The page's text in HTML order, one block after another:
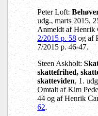
Peter Loft:
udg., marts 2015,
Anmeldt af Henrik
2/2015 p. 58og af
7/2015 p. 46-47.
Steen Askholt:
skattefrihed,
skatteviden, 1.
Omtalt af Kim
44 og af Henrik
62.